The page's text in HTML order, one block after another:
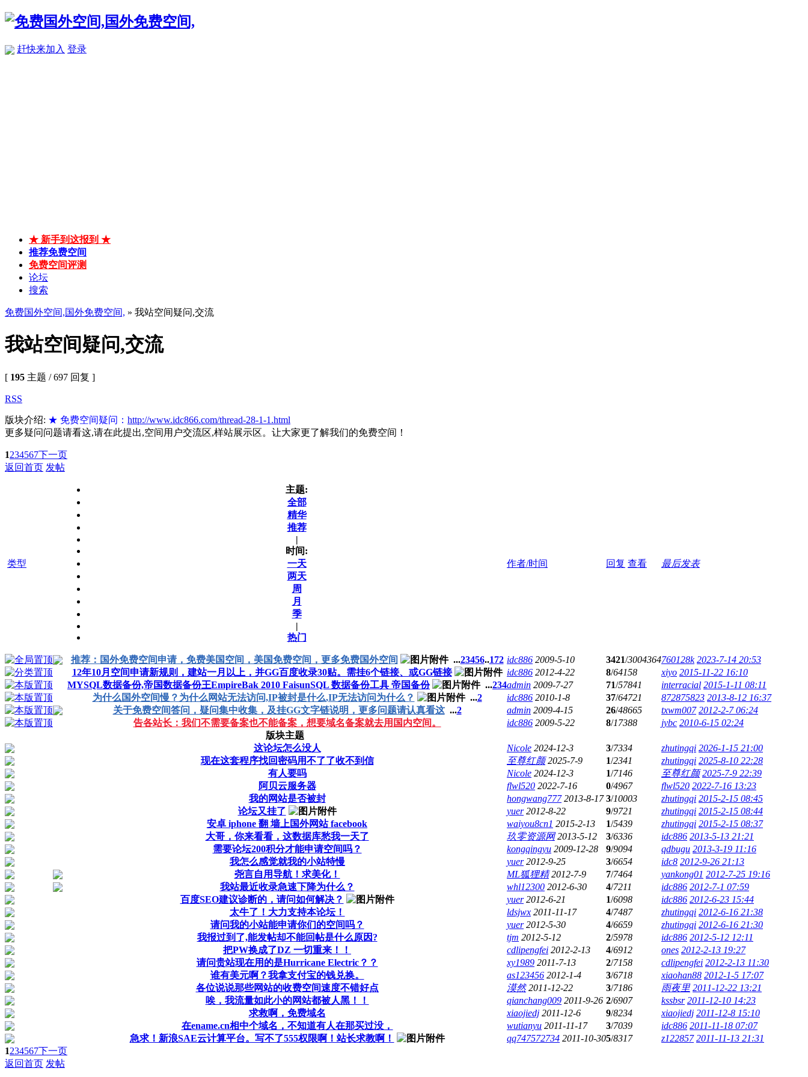
赶快来加入 登录
★ 新手到这报到 ★
推荐免费空间
免费空间评测
论坛
搜索
免费国外空间,国外免费空间, » 我站空间疑问,交流
我站空间疑问,交流
[ 195 主题 / 697 回复 ]
RSS
版块介绍: ★ 免费空间疑问： http://www.idc866.com/thread-28-1-1.html
更多疑问问题请看这,请在此提出,空间用户交流区,样站展示区。让大家更了解我们的免费空间！
1234567下一页
返回首页 发帖
类型
主题:
全部
精华
推荐
|
时间:
一天
两天
周
月
季
|
热门
作者/时间 回复 查看 最后发表
推荐：国外免费空间申请，免费美国空间，美国免费空间，更多免费国外空间 ...23456..172 idc886 2009-5-10 3421/3004364760128k 2023-7-14 20:53
12年10月空间申请新规则，建站一月以上，并GG百度收录30贴。需挂6个链接、或GG链接
idc886 2012-4-22 8/64158 xiyo 2015-11-22 16:10
MYSQL数据备份,帝国数据备份王EmpireBak 2010 FaisunSQL 数据备份工具 帝国备份
...234admin 2009-7-27 71/57841 interracial 2015-1-11 08:11
为什么国外空间慢？为什么网站无法访问,IP被封是什么,IP无法访问为什么？
...2 idc886 2010-1-8 37/64721 872875823 2013-8-12 16:37
关于免费空间答问，疑问集中收集，及挂GG文字链说明，更多问题请认真看这 ...2 admin 2009-4-15 26/48665 txwm007 2012-2-7 06:24
告各站长：我们不需要备案也不能备案，想要域名备案就去用国内空间。
idc886 2009-5-22 8/17388 jybc 2010-6-15 02:24
版块主题
这论坛怎么没人
Nicole 2024-12-3 3/7334 zhutingqi 2026-1-15 21:00
现在这套程序找回密码用不了了收不到信
至尊红颜 2025-7-9 1/2341 zhutingqi 2025-8-10 22:28
有人要吗
Nicole 2024-12-3 1/7146 至尊红颜 2025-7-9 22:39
阿贝云服务器
flwl520 2022-7-16 0/4967 flwl520 2022-7-16 13:23
我的网站是否被封
hongwang777 2013-8-17 3/10003 zhutingqi 2015-2-15 08:45
论坛又挂了
yuer 2012-8-22 9/9721 zhutingqi 2015-2-15 08:44
安卓 iphone 翻 墙上国外网站 facebook
waiyou8cn1 2015-2-13 1/5439 zhutingqi 2015-2-15 08:37
大哥，你来看看，这数据库愁我一天了
玖零资源网 2013-5-12 3/6336 idc886 2013-5-13 21:21
需要论坛200积分才能申请空间吗？
kongqingyu 2009-12-28 9/9094 qdbugu 2013-3-19 11:16
我怎么感觉就我的小站特慢
yuer 2012-9-25 3/6654 idc8 2012-9-26 21:13
尧言自用导航！求美化！
ML狐狸精 2012-7-9 7/7464 yankong01 2012-7-25 19:16
我站最近收录急速下降为什么？
whl12300 2012-6-30 4/7211 idc886 2012-7-1 07:59
百度SEO建议诊断的，请问如何解决？
yuer 2012-6-21 1/6098 idc886 2012-6-23 15:44
太牛了！大力支持本论坛！
ldsjwx 2011-11-17 4/7487 zhutingqi 2012-6-16 21:38
请问我的小站能申请你们的空间吗？
yuer 2012-5-30 4/6659 zhutingqi 2012-6-16 21:30
我报过到了,能发帖却不能回帖是什么原因?
tjm 2012-5-12 2/5978 idc886 2012-5-12 12:11
把PW换成了DZ 一切重来！！
cdlipengfei 2012-2-13 4/6912 ones 2012-2-13 19:27
请问贵站现在用的是Hurricane Electric？？
xy1989 2011-7-13 2/7158 cdlipengfei 2012-2-13 11:30
谁有美元啊？我拿支付宝的钱兑换。
as123456 2012-1-4 3/6718 xiaohan88 2012-1-5 17:07
各位说说那些网站的收费空间速度不错好点
漠然 2011-12-22 3/7186 雨夜里 2011-12-22 13:21
唉，我流量如此小的网站都被人黑！！
qianchang009 2011-9-26 2/6907 kssbsr 2011-12-10 14:23
求救啊，免费域名
xiaojiedj 2011-12-6 9/8234 xiaojiedj 2011-12-8 15:10
在ename.cn相中个域名，不知道有人在那买过没，
wutianyu 2011-11-17 3/7039 idc886 2011-11-18 07:07
急求！新浪SAE云计算平台。写不了555权限啊！站长求教啊！
qq747572734 2011-10-305/8317 z122857 2011-11-13 21:31
1234567下一页
返回首页 发帖